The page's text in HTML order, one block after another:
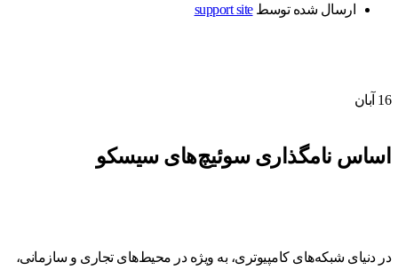
ارسال شده توسطsupport site
16 آبان
اساس نامگذاری سوئیچ‌های سیسکو
در دنیای شبکه‌های کامپیوتری، به ویژه در محیط‌های تجاری و سازمانی،